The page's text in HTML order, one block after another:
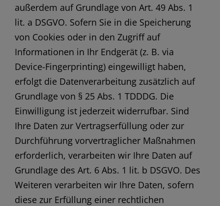
außerdem auf Grundlage von Art. 49 Abs. 1
lit. a DSGVO. Sofern Sie in die Speicherung
von Cookies oder in den Zugriff auf
Informationen in Ihr Endgerät (z. B. via
Device-Fingerprinting) eingewilligt haben,
erfolgt die Datenverarbeitung zusätzlich auf
Grundlage von § 25 Abs. 1 TDDDG. Die
Einwilligung ist jederzeit widerrufbar. Sind
Ihre Daten zur Vertragserfüllung oder zur
Durchführung vorvertraglicher Maßnahmen
erforderlich, verarbeiten wir Ihre Daten auf
Grundlage des Art. 6 Abs. 1 lit. b DSGVO. Des
Weiteren verarbeiten wir Ihre Daten, sofern
diese zur Erfüllung einer rechtlichen